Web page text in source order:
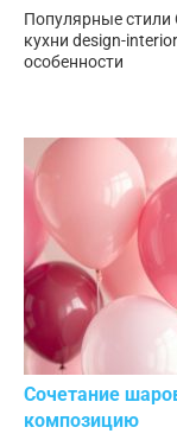
Популярные стили
кухни design-
особенности
Сочетание
композицию